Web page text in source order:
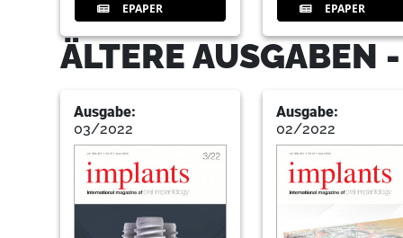
EPAPER
EPAPER
ÄLTERE AUSGABEN
Ausgabe:
03/2022
Ausgabe:
02/2022